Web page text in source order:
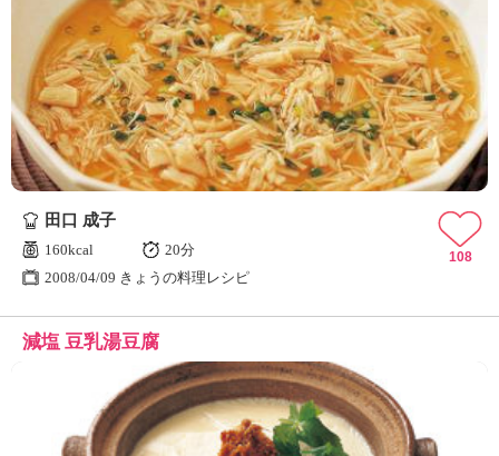
田口 成子
160kcal
20分
2008/04/09 きょうの料理レシピ
108
減塩 豆乳湯豆腐